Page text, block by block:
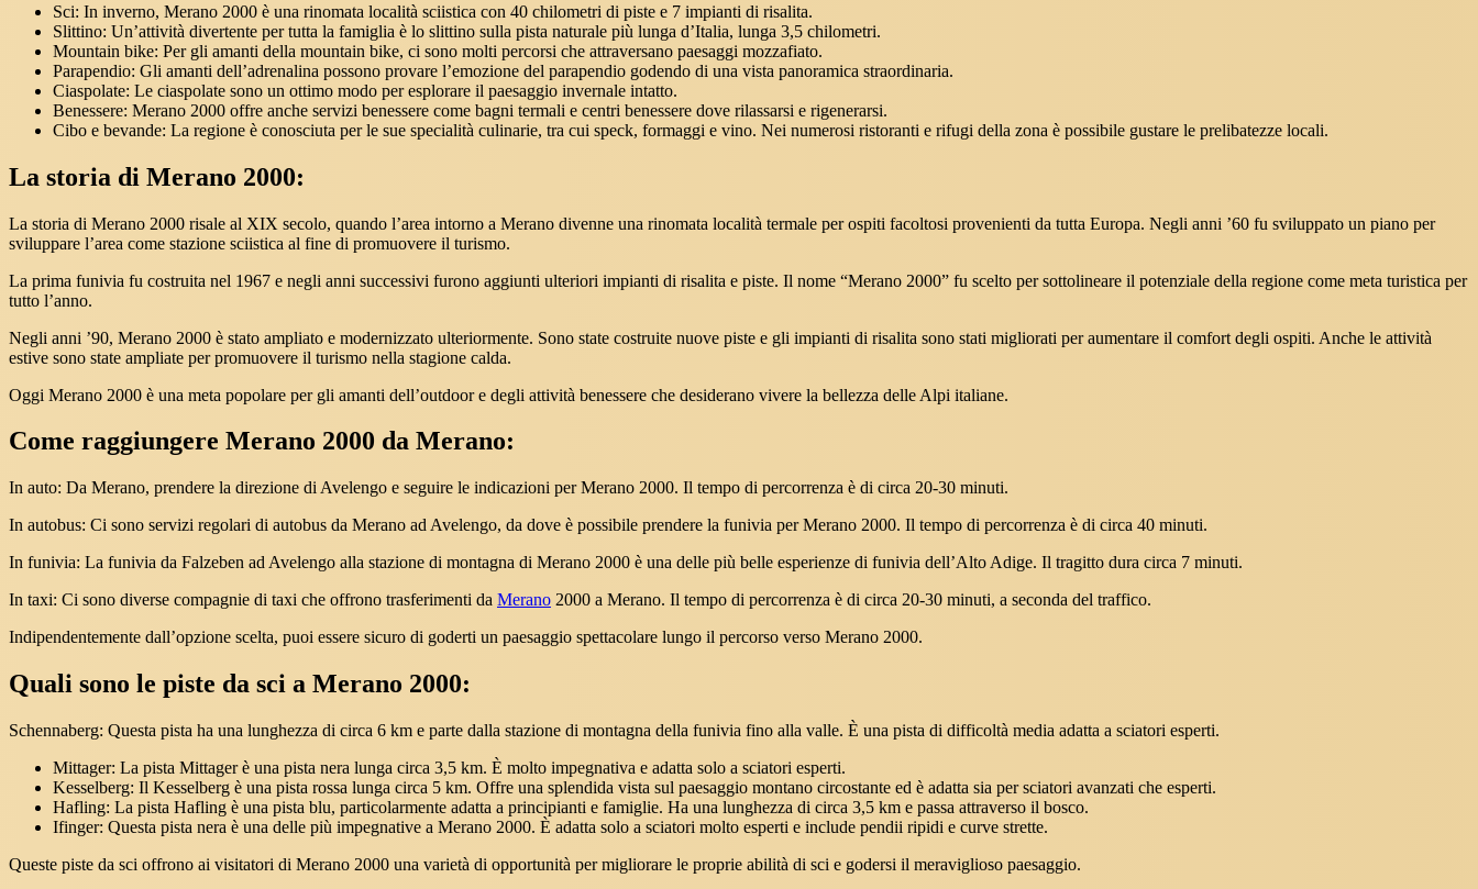
Sci: In inverno, Merano 2000 è una rinomata località sciistica con 40 chilometri di piste e 7 impianti di risalita.
Slittino: Un’attività divertente per tutta la famiglia è lo slittino sulla pista naturale più lunga d’Italia, lunga 3,5 chilometri.
Mountain bike: Per gli amanti della mountain bike, ci sono molti percorsi che attraversano paesaggi mozzafiato.
Parapendio: Gli amanti dell’adrenalina possono provare l’emozione del parapendio godendo di una vista panoramica straordinaria.
Ciaspolate: Le ciaspolate sono un ottimo modo per esplorare il paesaggio invernale intatto.
Benessere: Merano 2000 offre anche servizi benessere come bagni termali e centri benessere dove rilassarsi e rigenerarsi.
Cibo e bevande: La regione è conosciuta per le sue specialità culinarie, tra cui speck, formaggi e vino. Nei numerosi ristoranti e rifugi della zona è possibile gustare le prelibatezze locali.
La storia di Merano 2000:
La storia di Merano 2000 risale al XIX secolo, quando l’area intorno a Merano divenne una rinomata località termale per ospiti facoltosi provenienti da tutta Europa. Negli anni ’60 fu sviluppato un piano per
sviluppare l’area come stazione sciistica al fine di promuovere il turismo.
La prima funivia fu costruita nel 1967 e negli anni successivi furono aggiunti ulteriori impianti di risalita e piste. Il nome “Merano 2000” fu scelto per sottolineare il potenziale della regione come meta turistica per
tutto l’anno.
Negli anni ’90, Merano 2000 è stato ampliato e modernizzato ulteriormente. Sono state costruite nuove piste e gli impianti di risalita sono stati migliorati per aumentare il comfort degli ospiti. Anche le attività
estive sono state ampliate per promuovere il turismo nella stagione calda.
Oggi Merano 2000 è una meta popolare per gli amanti dell’outdoor e degli attività benessere che desiderano vivere la bellezza delle Alpi italiane.
Come raggiungere Merano 2000 da Merano:
In auto: Da Merano, prendere la direzione di Avelengo e seguire le indicazioni per Merano 2000. Il tempo di percorrenza è di circa 20-30 minuti.
In autobus: Ci sono servizi regolari di autobus da Merano ad Avelengo, da dove è possibile prendere la funivia per Merano 2000. Il tempo di percorrenza è di circa 40 minuti.
In funivia: La funivia da Falzeben ad Avelengo alla stazione di montagna di Merano 2000 è una delle più belle esperienze di funivia dell’Alto Adige. Il tragitto dura circa 7 minuti.
In taxi: Ci sono diverse compagnie di taxi che offrono trasferimenti da Merano 2000 a Merano. Il tempo di percorrenza è di circa 20-30 minuti, a seconda del traffico.
Indipendentemente dall’opzione scelta, puoi essere sicuro di goderti un paesaggio spettacolare lungo il percorso verso Merano 2000.
Quali sono le piste da sci a Merano 2000:
Schennaberg: Questa pista ha una lunghezza di circa 6 km e parte dalla stazione di montagna della funivia fino alla valle. È una pista di difficoltà media adatta a sciatori esperti.
Mittager: La pista Mittager è una pista nera lunga circa 3,5 km. È molto impegnativa e adatta solo a sciatori esperti.
Kesselberg: Il Kesselberg è una pista rossa lunga circa 5 km. Offre una splendida vista sul paesaggio montano circostante ed è adatta sia per sciatori avanzati che esperti.
Hafling: La pista Hafling è una pista blu, particolarmente adatta a principianti e famiglie. Ha una lunghezza di circa 3,5 km e passa attraverso il bosco.
Ifinger: Questa pista nera è una delle più impegnative a Merano 2000. È adatta solo a sciatori molto esperti e include pendii ripidi e curve strette.
Queste piste da sci offrono ai visitatori di Merano 2000 una varietà di opportunità per migliorare le proprie abilità di sci e godersi il meraviglioso paesaggio.